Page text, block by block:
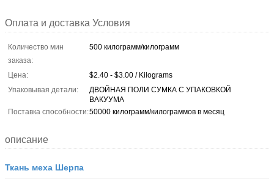
Оплата и доставка Условия
Количество мин
заказа:
500 килограмм/килограмм
Цена:
$2.40 - $3.00 / Kilograms
Упаковывая детали:
ДВОЙНАЯ ПОЛИ СУМКА С УПАКОВКОЙ
ВАКУУМА
Поставка способности:50000 килограмм/килограммов в месяц
описание
Ткань меха Шерпа